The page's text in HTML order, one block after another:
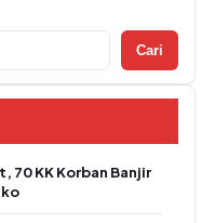
Cari
70 KK Korban Banjir